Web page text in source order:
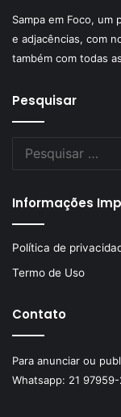
Sampa em Foco, um
e adjacências, com
também com todas
Pesquisar
Informações
Política de
Termo de Uso
Contato
Para anunciar ou
Whatsapp: 21